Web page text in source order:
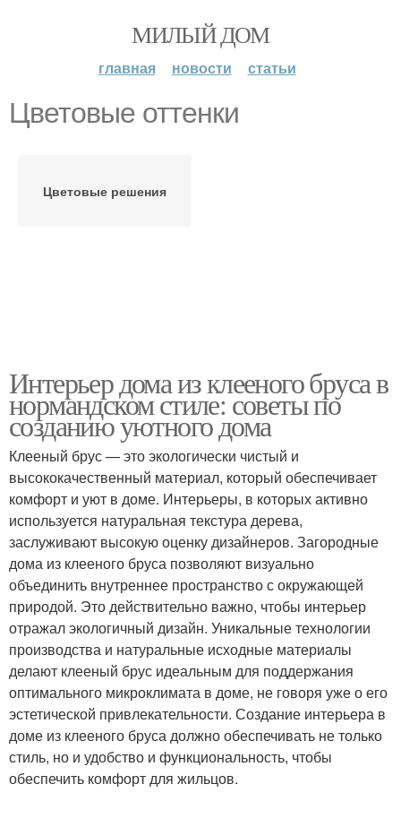
МИЛЫЙ ДОМ
главная новости статьи
Цветовые оттенки
Цветовые решения
Интерьер дома из клееного бруса в
нормандском стиле: советы по
созданию уютного дома
Клееный брус — это экологически чистый и
высококачественный материал, который обеспечивает
комфорт и уют в доме. Интерьеры, в которых активно
используется натуральная текстура дерева,
заслуживают высокую оценку дизайнеров. Загородные
дома из клееного бруса позволяют визуально
объединить внутреннее пространство с окружающей
природой. Это действительно важно, чтобы интерьер
отражал экологичный дизайн. Уникальные технологии
производства и натуральные исходные материалы
делают клееный брус идеальным для поддержания
оптимального микроклимата в доме, не говоря уже о его
эстетической привлекательности. Создание интерьера в
доме из клееного бруса должно обеспечивать не только
стиль, но и удобство и функциональность, чтобы
обеспечить комфорт для жильцов.